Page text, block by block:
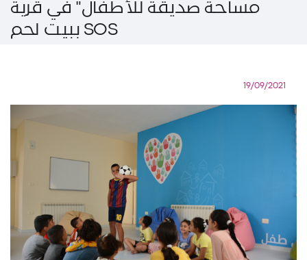
مساحة صديقة للأطفال" في قرية
SOS ببيت لحم
19/09/2021